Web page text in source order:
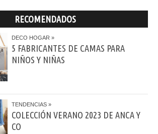
RECOMENDADOS
DECO HOGAR
5 FABRICANTES DE CAMAS PARA
NIÑOS Y NIÑAS
TENDENCIAS
COLECCIÓN VERANO 2023 DE ANCA Y
CO